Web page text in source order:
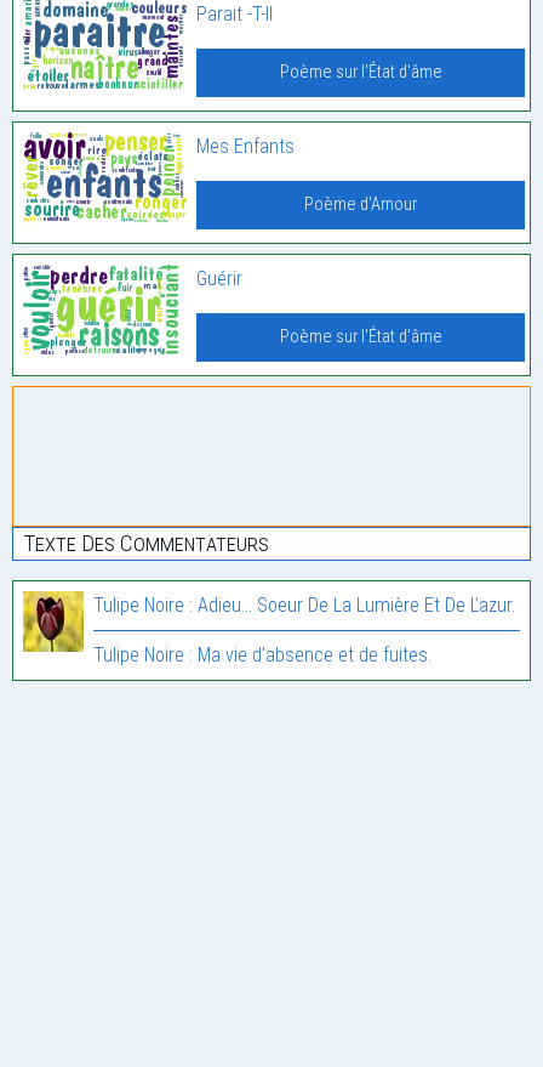
Parait -T-Il
Poème sur l'État d'âme
Mes Enfants
Poème d'Amour
Guérir
Poème sur l'État d'âme
Texte Des Commentateurs
Tulipe Noire : Adieu… Soeur De La Lumière Et De L’azur.
Tulipe Noire : Ma vie d’absence et de fuites.